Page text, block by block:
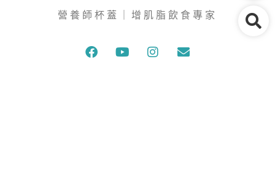
營養師杯蓋｜增肌脂飲食專家